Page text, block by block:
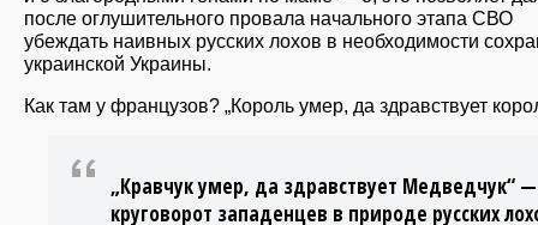
после оглушительного провала начального этапа СВО
убеждать наивных русских лохов в необходимости
украинской Украины.
Как там у французов? „Король умер, да здравствует
„Кравчук умер, да здравствует Медведчук“ —
круговорот западенцев в природе русских